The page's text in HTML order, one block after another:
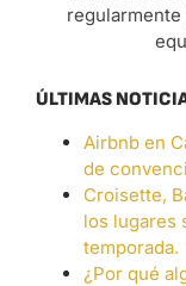
regularmente
ÚLTIMAS
Airbnb en
de
Croisette,
los lugares
temporada.
¿Por qué